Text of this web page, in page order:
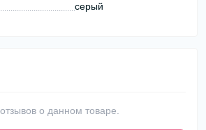
серый
о данном товаре.